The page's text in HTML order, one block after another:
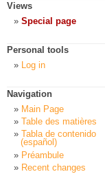
Views
Special page
Personal tools
Log in
Navigation
Main Page
Table des matières
Tabla de contenido
(español)
Préambule
Recent changes